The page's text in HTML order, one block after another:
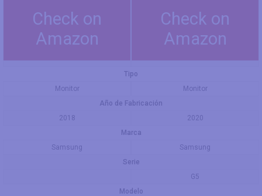
Check on
Amazon
Check on
Amazon
Tipo
Monitor
Monitor
Año de Fabricación
2018
2020
Marca
Samsung
Samsung
Serie
G5
Modelo